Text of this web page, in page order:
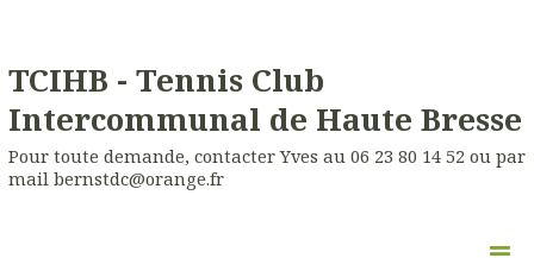
TCIHB - Tennis Club
Intercommunal de Haute Bresse
Pour toute demande, contacter Yves au 06 23 80 14 52 ou par
mail bernstdc@orange.fr